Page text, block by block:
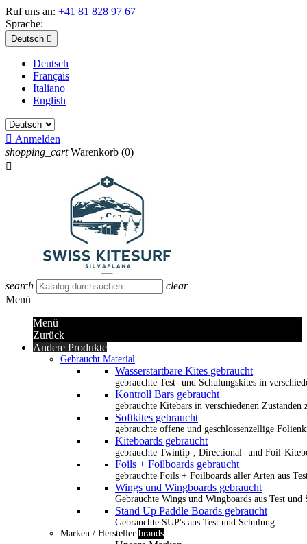
Ruf uns an: +41 81 828 97 67
Sprache:
Deutsch 
Deutsch
Français
Italiano
English
 Anmelden
shopping_cart Warenkorb (0)

search
clear
Menü
Menü
Zurück
Andere Produkte
Gebraucht Material
Wasserstartbare Kites gebraucht
gebrauchte Test- und Schulungskites in
Kontroll Bars gebraucht
gebrauchte Kitebars in verschiedenen Zuständen
Softkites gebraucht
gebrauchte offene und geschlossenzellige
Kiteboards gebraucht
gebrauchte Twintip-, Directional- und Foil-
Foils + Foilboards gebraucht
gebrauchte Foils + Foilboards aller Arten aus
Wings und Wingboards gebraucht
Gebrauchte Wings und Wingboards aus Test und
Stand Up Paddle Boards gebraucht
Gebrauchte SUP's aus Test und Schulung
Marken / Hersteller brands